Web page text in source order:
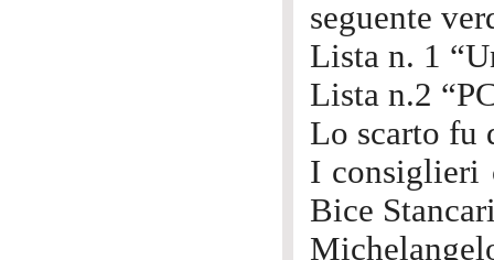
seguente
Lista n. 1
Lista n.2
Lo scarto fu
I consiglieri
Bice